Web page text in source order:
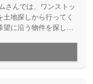
さんでは、ワンストッ
地探しから行ってく
望に沿う物件を探しだ
方は必見です。